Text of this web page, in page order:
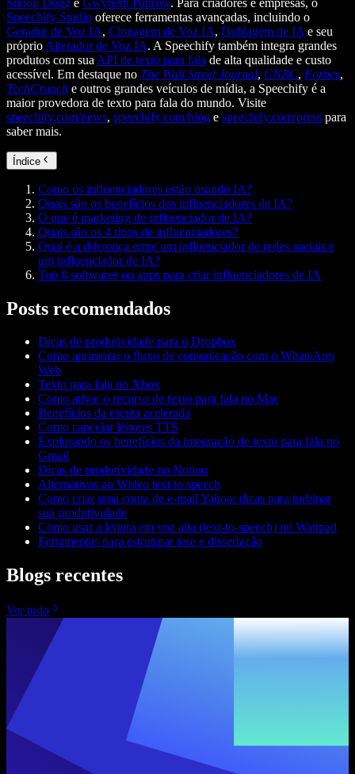
Snoop Dogg e Gwyneth Paltrow. Para criadores e empresas, o
Speechify Studio oferece ferramentas avançadas, incluindo o
Gerador de Voz IA, Clonagem de Voz IA, Dublagem de IA e seu
próprio Alterador de Voz IA. A Speechify também integra grandes
produtos com sua API de texto para fala de alta qualidade e custo
acessível. Em destaque no The Wall Street Journal, CNBC, Forbes,
TechCrunch e outros grandes veículos de mídia, a Speechify é a
maior provedora de texto para fala do mundo. Visite
speechify.com/news, speechify.com/blog e speechify.com/press para
saber mais.
Índice
Como os influenciadores estão usando IA?
Quais são os benefícios dos influenciadores de IA?
O que é marketing de influenciador de IA?
Quais são os 4 tipos de influenciadores?
Qual é a diferença entre um influenciador de redes sociais e
um influenciador de IA?
Top 8 softwares ou apps para criar influenciadores de IA
Posts recomendados
Dicas de produtividade para o Dropbox
Como aprimorar o fluxo de comunicação com o WhatsApp
Web
Texto para fala no Xbox
Como ativar o recurso de texto para fala no Mac
Benefícios da escuta acelerada
Como cancelar leitores TTS
Explorando os benefícios da integração de texto para fala no
Gmail
Dicas de produtividade no Notion
Alternativas ao Wideo text to speech
Como criar uma conta de e-mail Yahoo: dicas para turbinar
sua produtividade
Como usar a leitura em voz alta (text-to-speech) no Wattpad
Ferramentas para estruturar tese e dissertação
Blogs recentes
Ver tudo